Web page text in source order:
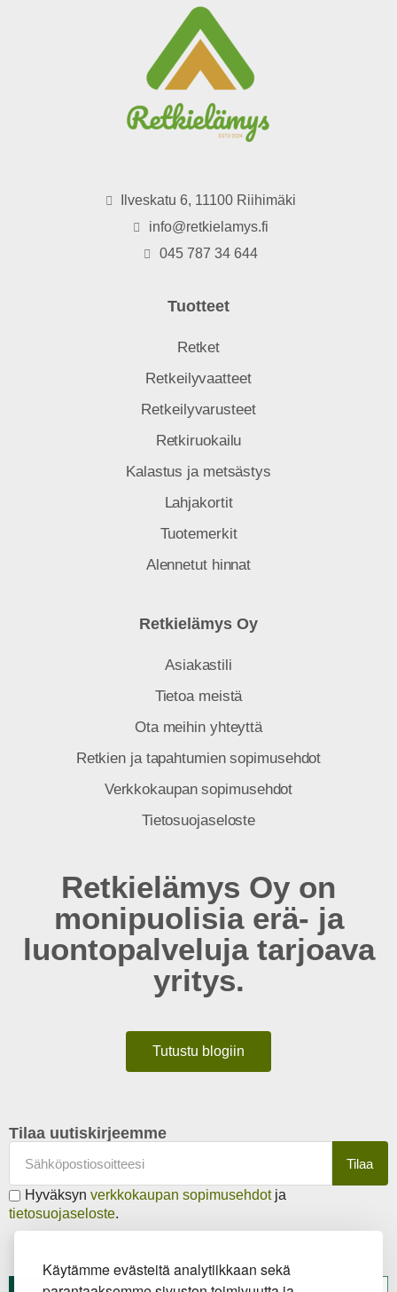
Käytämme evästeitä analytiikkaan sekä
Ilveskatu 6, 11100 Riihimäki
info@retkielamys.fi
045 787 34 644
Tuotteet
Retket
Retkeilyvaatteet
Retkeilyvarusteet
Retkiruokailu
Kalastus ja metsästys
Lahjakortit
Tuotemerkit
Alennetut hinnat
Retkielämys Oy
Asiakastili
Tietoa meistä
Ota meihin yhteyttä
Retkien ja tapahtumien sopimusehdot
Verkkokaupan sopimusehdot
Tietosuojaseloste
Retkielämys Oy on
monipuolisia erä- ja
luontopalveluja tarjoava
yritys.
Tutustu blogiin
Tilaa uutiskirjeemme
Tilaa
Hyväksyn verkkokaupan sopimusehdotja
tietosuojaseloste.